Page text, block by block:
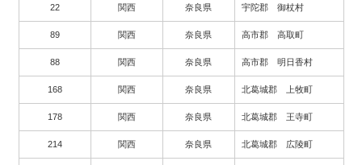
22 関西 奈良県 宇陀郡 御杖村
89 関西 奈良県 高市郡 高取町
88 関西 奈良県 高市郡 明日香村
168 関西 奈良県 北葛城郡 上牧町
178 関西 奈良県 北葛城郡 王寺町
214 関西 奈良県 北葛城郡 広陵町